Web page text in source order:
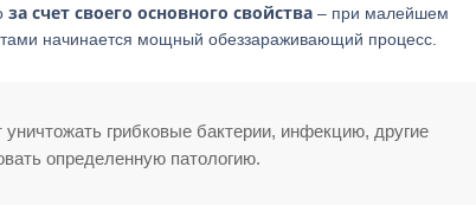
за счет своего основного свойства – при малейшем
начинается мощный обеззараживающий процесс.
грибковые бактерии, инфекцию, другие
определенную патологию.